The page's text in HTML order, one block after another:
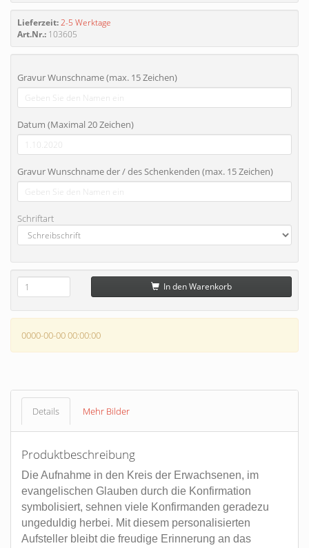
Lieferzeit:2-5 Werktage
Art.Nr.: 103605
Gravur Wunschname (max. 15 Zeichen)
Datum (Maximal 20 Zeichen)
Gravur Wunschname der / des Schenkenden (max. 15 Zeichen)
Schriftart
In den Warenkorb
0000-00-00 00:00:00
Details Mehr Bilder
Produktbeschreibung
Die Aufnahme in den Kreis der Erwachsenen, im
evangelischen Glauben durch die Konfirmation
symbolisiert, sehnen viele Konfirmanden geradezu
ungeduldig herbei. Mit diesem personalisierten
Aufsteller bleibt die freudige Erinnerung an das